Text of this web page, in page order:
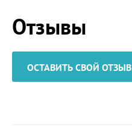
Отзывы
ОСТАВИТЬ СВОЙ ОТЗЫВ